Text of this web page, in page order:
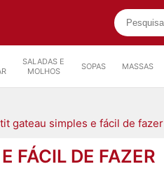
SALADAS E
MOLHOS
SOPAS MASSAS
gateau simples e fácil de fazer
FÁCIL DE FAZER